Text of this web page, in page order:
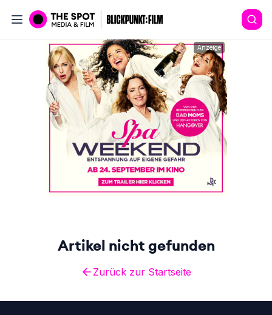
Anzeige
Artikel nicht gefunden
Zurück zur Startseite